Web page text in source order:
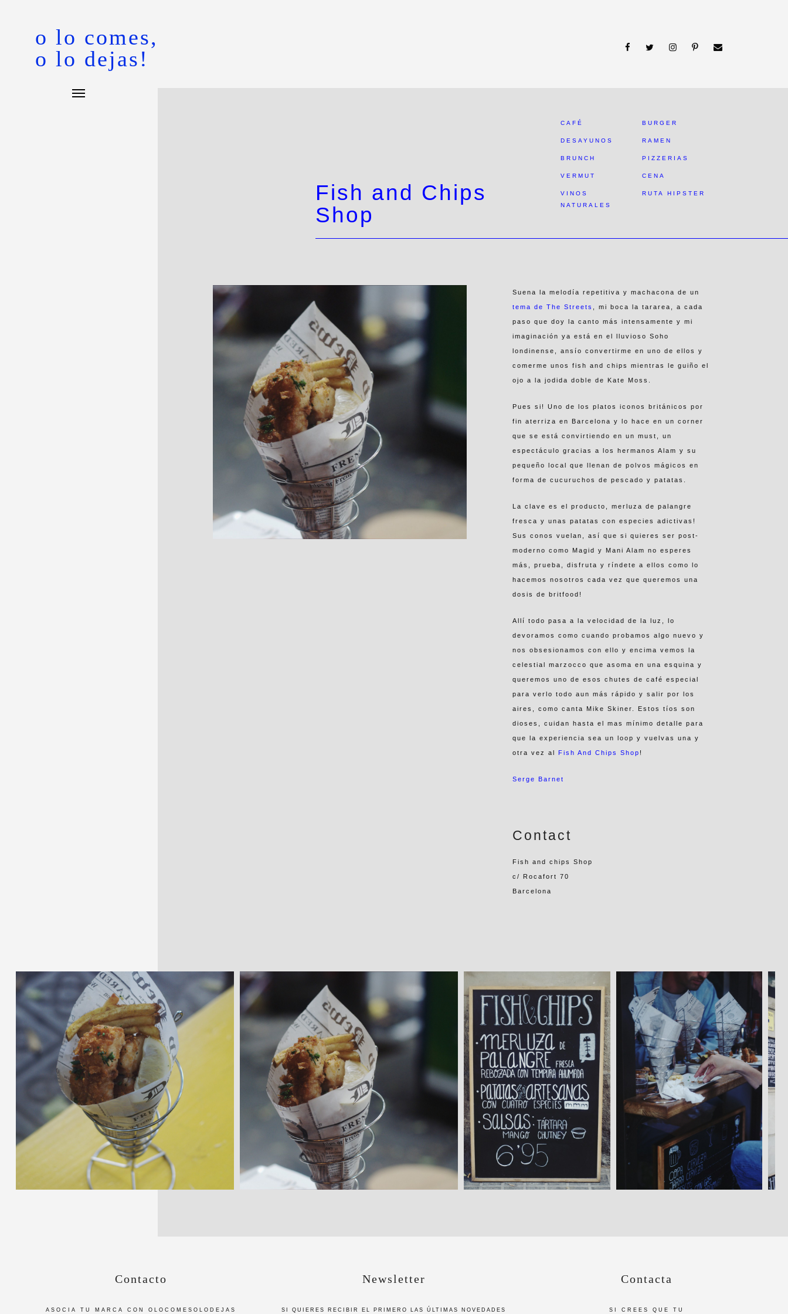
o lo comes,
o lo dejas!
Fish and Chips
Shop
CAFÉ
DESAYUNOS
BRUNCH
VERMUT
VINOS
NATURALES
BURGER
RAMEN
PIZZERIAS
CENA
RUTA HIPSTER
Suena la melodía repetitiva y machacona de un
tema de The Streets , mi boca la tararea, a cada
paso que doy la canto más intensamente y mi
imaginación ya está en el lluvioso Soho
londinense, ansío convertirme en uno de ellos y
comerme unos fish and chips mientras le guiño el
ojo a la jodida doble de Kate Moss.
Pues si! Uno de los platos iconos británicos por
fin aterriza en Barcelona y lo hace en un corner
que se está convirtiendo en un must, un
espectáculo gracias a los hermanos Alam y su
pequeño local que llenan de polvos mágicos en
forma de cucuruchos de pescado y patatas.
La clave es el producto, merluza de palangre
fresca y unas patatas con especies adictivas!
Sus conos vuelan, así que si quieres ser post-
moderno como Magid y Mani Alam no esperes
más, prueba, disfruta y ríndete a ellos como lo
hacemos nosotros cada vez que queremos una
dosis de britfood!
Allí todo pasa a la velocidad de la luz, lo
devoramos como cuando probamos algo nuevo y
nos obsesionamos con ello y encima vemos la
celestial marzocco que asoma en una esquina y
queremos uno de esos chutes de café especial
para verlo todo aun más rápido y salir por los
aires, como canta Mike Skiner. Estos tíos son
dioses, cuidan hasta el mas mínimo detalle para
que la experiencia sea un loop y vuelvas una y
otra vez al Fish And Chips Shop !
Serge Barnet
Contact
Fish and chips Shop
c/ Rocafort 70
Barcelona
Contacto
ASOCIA TU MARCA CON OLOCOMESOLODEJAS
Newsletter
SI QUIERES RECIBIR EL PRIMERO LAS ÚLTIMAS NOVEDADES
Contacta
SI CREES QUE TU